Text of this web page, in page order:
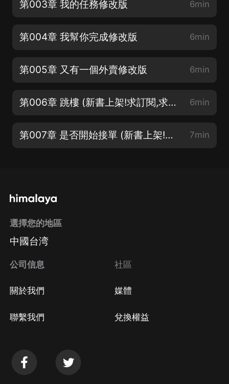
第003章 我的任務修改版 6min
第004章 我幫你完成修改版 6min
第005章 又有一個外賣修改版 6min
第006章 跳樓 (新書上架!求訂閱,求關注,求月票) 6min
第007章 是否開始接單 (新書上架!求訂閱,求關注,求月票) 7min
選擇您的地區
中國台湾
公司信息
關於我們
聯繫我們
社區
媒體
兌換權益